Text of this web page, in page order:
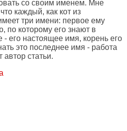
со своим именем. Мне
каждый, как кот из
три имени: первое ему
по которому его знают в
- его настоящее имя, корень его
это последнее имя - работа
автор статьи.